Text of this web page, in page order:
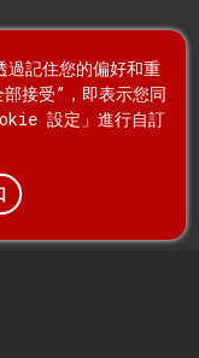
記住您的偏好和重
接受”，即表示您同
設定」進行自訂